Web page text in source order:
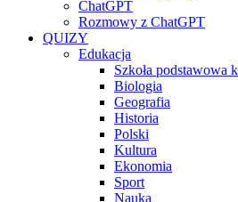
ChatGPT
Rozmowy z ChatGPT
QUIZY
Edukacja
Szkoła podstawowa
Biologia
Geografia
Historia
Polski
Kultura
Ekonomia
Sport
Nauka